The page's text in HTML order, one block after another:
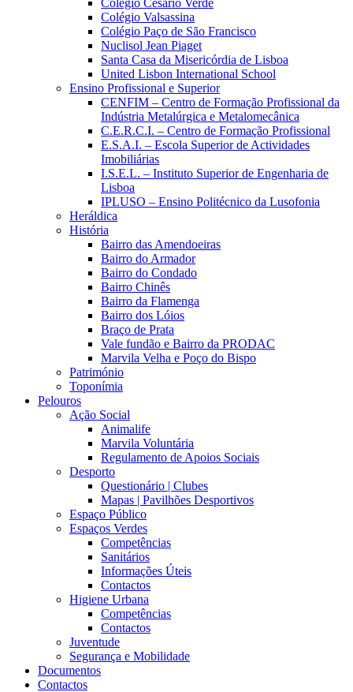
Colégio Valsassina
Colégio Paço de São Francisco
Nuclisol Jean Piaget
Santa Casa da Misericórdia de Lisboa
United Lisbon International School
Ensino Profissional e Superior
CENFIM – Centro de Formação Profissional da
Indústria Metalúrgica e Metalomecânica
C.E.R.C.I. – Centro de Formação Profissional
E.S.A.I. – Escola Superior de Actividades
Imobiliárias
I.S.E.L. – Instituto Superior de Engenharia de
Lisboa
IPLUSO – Ensino Politécnico da Lusofonia
Heráldica
História
Bairro das Amendoeiras
Bairro do Armador
Bairro do Condado
Bairro Chinês
Bairro da Flamenga
Bairro dos Lóios
Braço de Prata
Vale fundão e Bairro da PRODAC
Marvila Velha e Poço do Bispo
Património
Toponímia
Pelouros
Ação Social
Animalife
Marvila Voluntária
Regulamento de Apoios Sociais
Desporto
Questionário | Clubes
Mapas | Pavilhões Desportivos
Espaço Público
Espaços Verdes
Competências
Sanitários
Informações Úteis
Contactos
Higiene Urbana
Competências
Contactos
Juventude
Segurança e Mobilidade
Documentos
Contactos